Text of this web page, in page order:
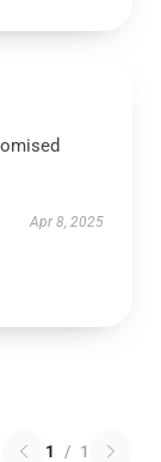
Apr 8, 2025
1 / 1